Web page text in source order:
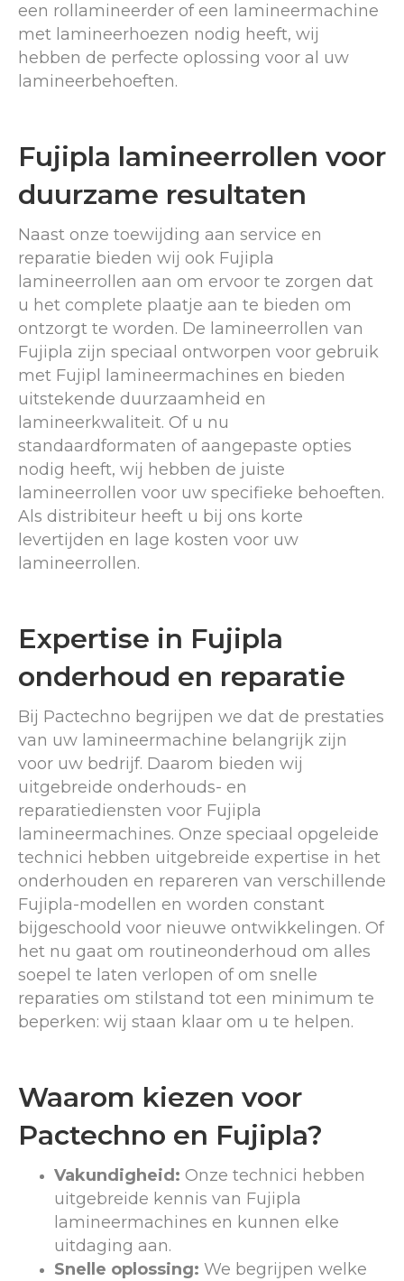
een rollamineerder of een lamineermachine
met lamineerhoezen nodig heeft, wij
hebben de perfecte oplossing voor al uw
lamineerbehoeften.
Fujipla lamineerrollen voor
duurzame resultaten
Naast onze toewijding aan service en
reparatie bieden wij ook Fujipla
lamineerrollen aan om ervoor te zorgen dat
u het complete plaatje aan te bieden om
ontzorgt te worden. De lamineerrollen van
Fujipla zijn speciaal ontworpen voor gebruik
met Fujipl lamineermachines en bieden
uitstekende duurzaamheid en
lamineerkwaliteit. Of u nu
standaardformaten of aangepaste opties
nodig heeft, wij hebben de juiste
lamineerrollen voor uw specifieke behoeften.
Als distribiteur heeft u bij ons korte
levertijden en lage kosten voor uw
lamineerrollen.
Expertise in Fujipla
onderhoud en reparatie
Bij Pactechno begrijpen we dat de prestaties
van uw lamineermachine belangrijk zijn
voor uw bedrijf. Daarom bieden wij
uitgebreide onderhouds- en
reparatiediensten voor Fujipla
lamineermachines. Onze speciaal opgeleide
technici hebben uitgebreide expertise in het
onderhouden en repareren van verschillende
Fujipla-modellen en worden constant
bijgeschoold voor nieuwe ontwikkelingen. Of
het nu gaat om routineonderhoud om alles
soepel te laten verlopen of om snelle
reparaties om stilstand tot een minimum te
beperken: wij staan ​​klaar om u te helpen.
Waarom kiezen voor
Pactechno en Fujipla?
Vakundigheid: Onze technici hebben
uitgebreide kennis van Fujipla
lamineermachines en kunnen elke
uitdaging aan.
Snelle oplossing: We begrijpen welke